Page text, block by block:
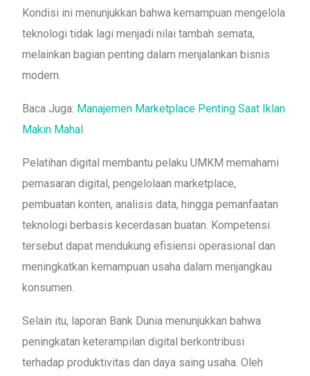
Kondisi ini menunjukkan bahwa kemampuan mengelola
teknologi tidak lagi menjadi nilai tambah semata,
melainkan bagian penting dalam menjalankan bisnis
modern.
Baca Juga: Manajemen Marketplace Penting Saat Iklan
Makin Mahal
Pelatihan digital membantu pelaku UMKM memahami
pemasaran digital, pengelolaan marketplace,
pembuatan konten, analisis data, hingga pemanfaatan
teknologi berbasis kecerdasan buatan. Kompetensi
tersebut dapat mendukung efisiensi operasional dan
meningkatkan kemampuan usaha dalam menjangkau
konsumen.
Selain itu, laporan Bank Dunia menunjukkan bahwa
peningkatan keterampilan digital berkontribusi
terhadap produktivitas dan daya saing usaha. Oleh